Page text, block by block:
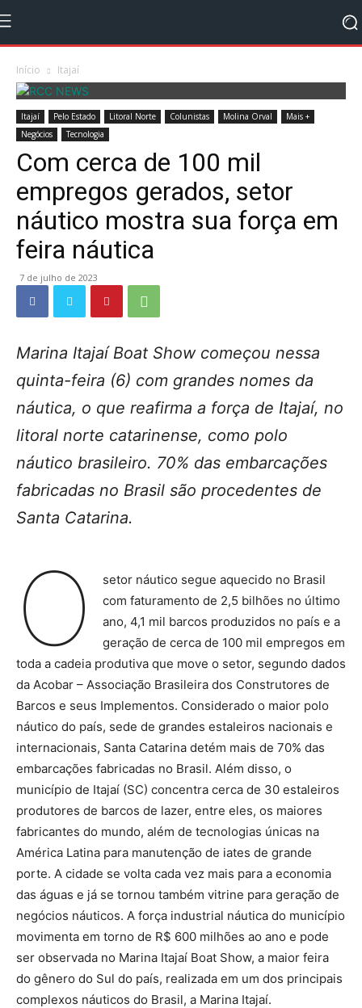
Início Itajaí
Itajaí Pelo Estado Litoral Norte Colunistas Molina Orval
Mais +
Negócios
Tecnologia
Com cerca de 100 mil
empregos gerados, setor
náutico mostra sua força em
feira náutica
7 de julho de 2023
Marina Itajaí Boat Show começou nessa
quinta-feira (6) com grandes nomes da
náutica, o que reafirma a força de Itajaí, no
litoral norte catarinense, como polo
náutico brasileiro. 70% das embarcações
fabricadas no Brasil são procedentes de
Santa Catarina.
O
setor náutico segue aquecido no Brasil
com faturamento de 2,5 bilhões no último
ano, 4,1 mil barcos produzidos no país e a
geração de cerca de 100 mil empregos em
toda a cadeia produtiva que move o setor, segundo dados
da Acobar – Associação Brasileira dos Construtores de
Barcos e seus Implementos. Considerado o maior polo
náutico do país, sede de grandes estaleiros nacionais e
internacionais, Santa Catarina detém mais de 70% das
embarcações fabricadas no Brasil. Além disso, o
município de Itajaí (SC) concentra cerca de 30 estaleiros
produtores de barcos de lazer, entre eles, os maiores
fabricantes do mundo, além de tecnologias únicas na
América Latina para manutenção de iates de grande
porte. A cidade se volta cada vez mais para a economia
das águas e já se tornou também vitrine para geração de
negócios náuticos. A força industrial náutica do município
movimenta em torno de R$ 600 milhões ao ano e pode
ser observada no Marina Itajaí Boat Show, a maior feira
do gênero do Sul do país, realizada em um dos principais
complexos náuticos do Brasil, a Marina Itajaí.